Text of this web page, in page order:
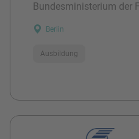
Bundesministerium der
Berlin
Ausbildung